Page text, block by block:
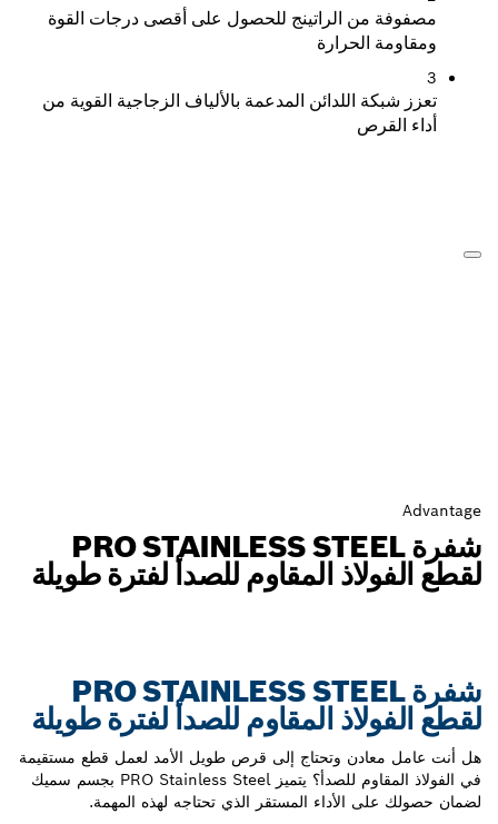
مصفوفة من الراتينج للحصول على أقصى درجات القوة
ومقاومة الحرارة
3
تعزز شبكة اللدائن المدعمة بالألياف الزجاجية القوية من
أداء القرص
Advantage
شفرة PRO STAINLESS STEEL
لقطع الفولاذ المقاوم للصدأ لفترة طويلة
شفرة PRO STAINLESS STEEL
لقطع الفولاذ المقاوم للصدأ لفترة طويلة
هل أنت عامل معادن وتحتاج إلى قرص طويل الأمد لعمل قطع مستقيمة
في الفولاذ المقاوم للصدأ؟ يتميز PRO Stainless Steel بجسم سميك
لضمان حصولك على الأداء المستقر الذي تحتاجه لهذه المهمة.